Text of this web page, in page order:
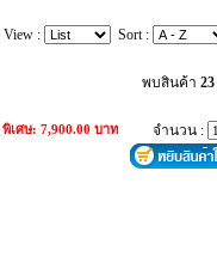
View : Sort :
พบสินค้า23
พิเศษ: 7,900.00 บาท จำนวน :